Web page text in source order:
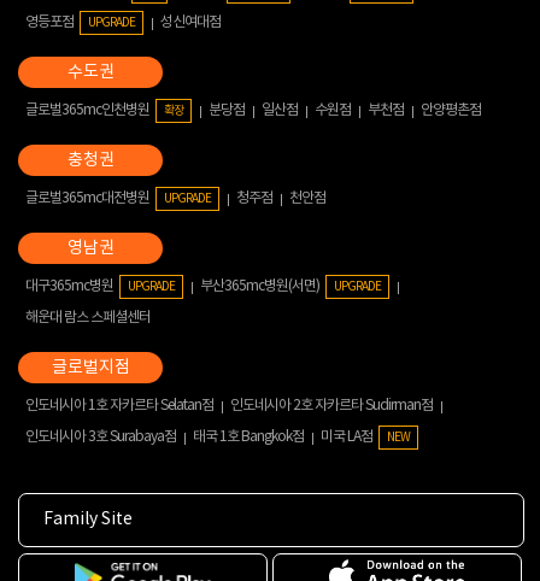
영등포점
UPGRADE 성신여대점
글로벌365mc인천병원 확장 분당점 일산점 수원점 부천점 안양평촌점
글로벌365mc대전병원 UPGRADE 청주점 천안점
대구365mc병원 UPGRADE 부산365mc병원(서면) UPGRADE
해운대 람스 스페셜센터
인도네시아 1호 자카르타 Selatan점
인도네시아 2호 자카르타 Sudirman점
인도네시아 3호 Surabaya점
태국 1호 Bangkok점 미국 LA점 NEW
Family Site